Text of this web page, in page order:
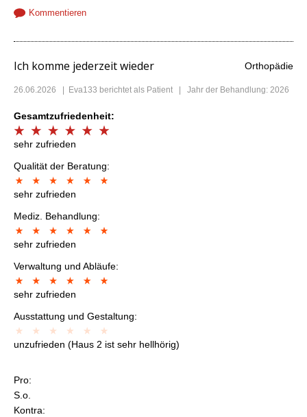
Kommentieren
Ich komme jederzeit wieder Orthopädie
26.06.2026 Eva133 berichtet als Patient | Jahr der Behandlung: 2026
Gesamtzufriedenheit:
sehr zufrieden
Qualität der Beratung:
sehr zufrieden
Mediz. Behandlung:
sehr zufrieden
Verwaltung und Abläufe:
sehr zufrieden
Ausstattung und Gestaltung:
unzufrieden (Haus 2 ist sehr hellhörig)
Pro:
S.o.
Kontra: